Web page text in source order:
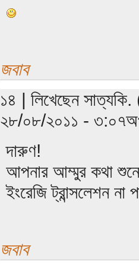
জবাব
১৪ | লিখেছেন সাত্যকি.
২৮/০৮/২০১১ -
দারুণ!
আপনার আম্মুর কথা
ইংরেজি ট্রান্সলেশন
জবাব